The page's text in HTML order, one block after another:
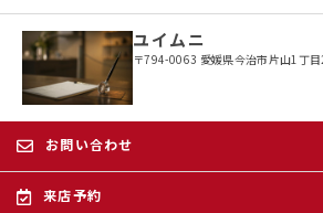
ユイムニ
〒794-0063 愛媛県今治市片山1丁
お問い合わせ
来店予約